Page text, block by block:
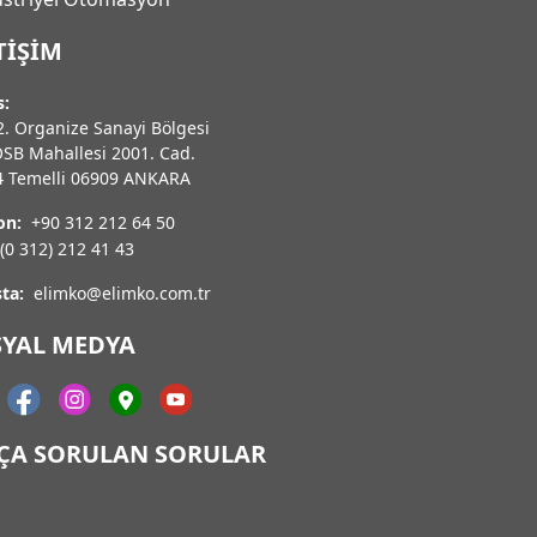
Organize Sanayi Bölgesi
Mahallesi 2001. Cad.
Temelli 06909 ANKARA
+90 312 212 64 50
(0 312) 212 41 43
elimko@elimko.com.tr
MEDYA
SORULAN SORULAR